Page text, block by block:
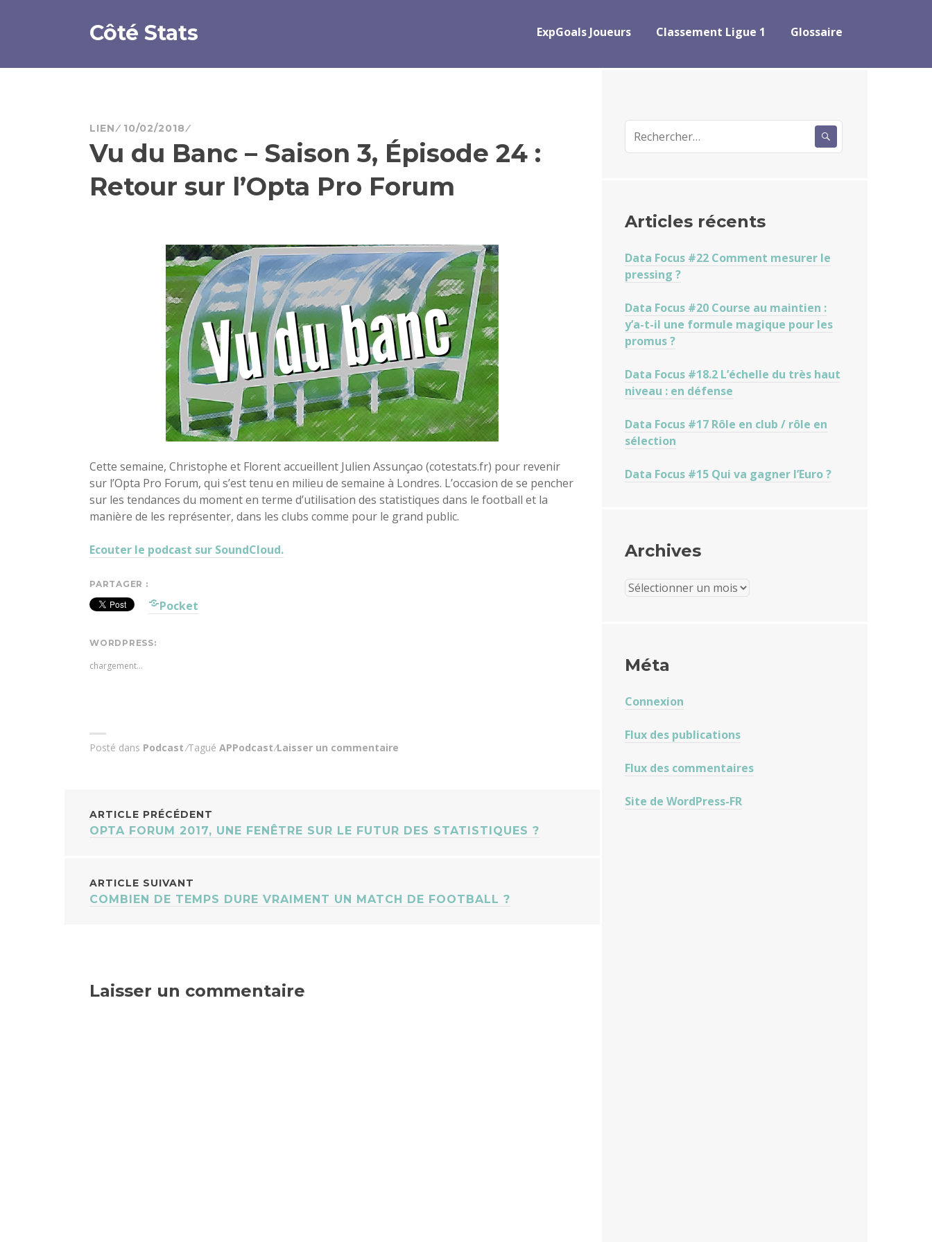
Côté Stats ExpGoals Joueurs Classement Ligue 1 Glossaire
LIEN 10/02/2018
Vu du Banc – Saison 3, Épisode 24 :
Retour sur l’Opta Pro Forum
Cette semaine, Christophe et Florent accueillent Julien Assunçao (cotestats.fr) pour revenir
sur l’Opta Pro Forum, qui s’est tenu en milieu de semaine à Londres. L’occasion de se pencher
sur les tendances du moment en terme d’utilisation des statistiques dans le football et la
manière de les représenter, dans les clubs comme pour le grand public.
Ecouter le podcast sur SoundCloud.
PARTAGER :
Pocket
WORDPRESS:
chargement…
Posté dans Podcast Tagué APPodcast Laisser un commentaire
NAVIGATION
ARTICLES
ARTICLE PRÉCÉDENT
OPTA FORUM 2017, UNE FENÊTRE SUR LE FUTUR DES STATISTIQUES ?
ARTICLE SUIVANT
COMBIEN DE TEMPS DURE VRAIMENT UN MATCH DE FOOTBALL ?
Laisser un commentaire
Articles récents
Data Focus #22 Comment mesurer le
pressing ?
Data Focus #20 Course au maintien :
y’a-t-il une formule magique pour les
promus ?
Data Focus #18.2 L’échelle du très haut
niveau : en défense
Data Focus #17 Rôle en club / rôle en
sélection
Data Focus #15 Qui va gagner l’Euro ?
Archives
Archives
Méta
Connexion
Flux des publications
Flux des commentaires
Site de WordPress-FR